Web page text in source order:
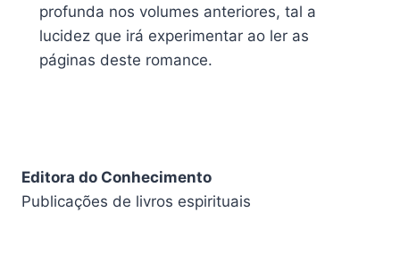
profunda nos volumes anteriores, tal a
lucidez que irá experimentar ao ler as
páginas deste romance.
Editora do Conhecimento
Publicações de livros espirituais